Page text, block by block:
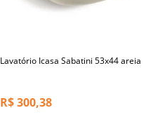
Lavatório Icasa Sabatini 53x44 areia
R$300,38